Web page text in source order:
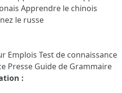
Apprendre le chinois
le russe
Emplois Test de connaissance
Presse Guide de Grammaire
: